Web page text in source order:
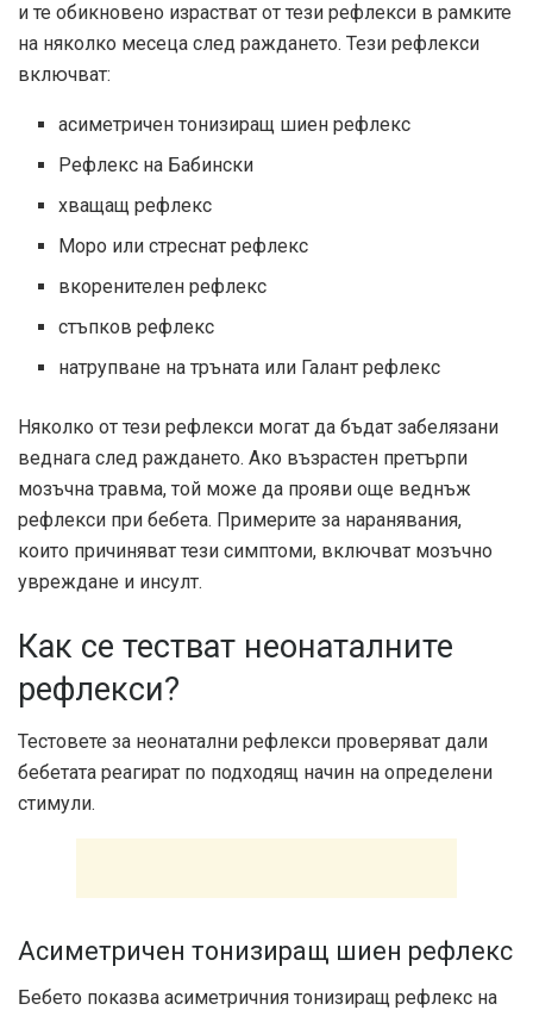
и те обикновено израстват от тези рефлекси в рамките
на няколко месеца след раждането. Тези рефлекси
включват:
асиметричен тонизиращ шиен рефлекс
Рефлекс на Бабински
хващащ рефлекс
Моро или стреснат рефлекс
вкоренителен рефлекс
стъпков рефлекс
натрупване на тръната или Галант рефлекс
Няколко от тези рефлекси могат да бъдат забелязани
веднага след раждането. Ако възрастен претърпи
мозъчна травма, той може да прояви още веднъж
рефлекси при бебета. Примерите за наранявания,
които причиняват тези симптоми, включват мозъчно
увреждане и инсулт.
Как се тестват неонаталните
рефлекси?
Тестовете за неонатални рефлекси проверяват дали
бебетата реагират по подходящ начин на определени
стимули.
Асиметричен тонизиращ шиен рефлекс
Бебето показва асиметричния тонизиращ рефлекс на